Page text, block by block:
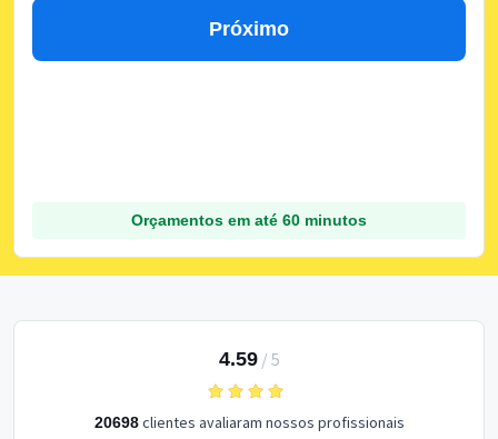
Próximo
Orçamentos em até 60 minutos
4.59/ 5
20698clientes avaliaram nossos profissionais